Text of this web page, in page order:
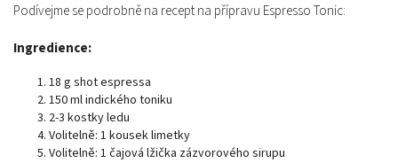
Podívejme se podrobně na recept na přípravu Espresso Tonic:
Ingredience:
18 g shot espressa
150 ml indického toniku
2-3 kostky ledu
Volitelně: 1 kousek limetky
Volitelně: 1 čajová lžička zázvorového sirupu